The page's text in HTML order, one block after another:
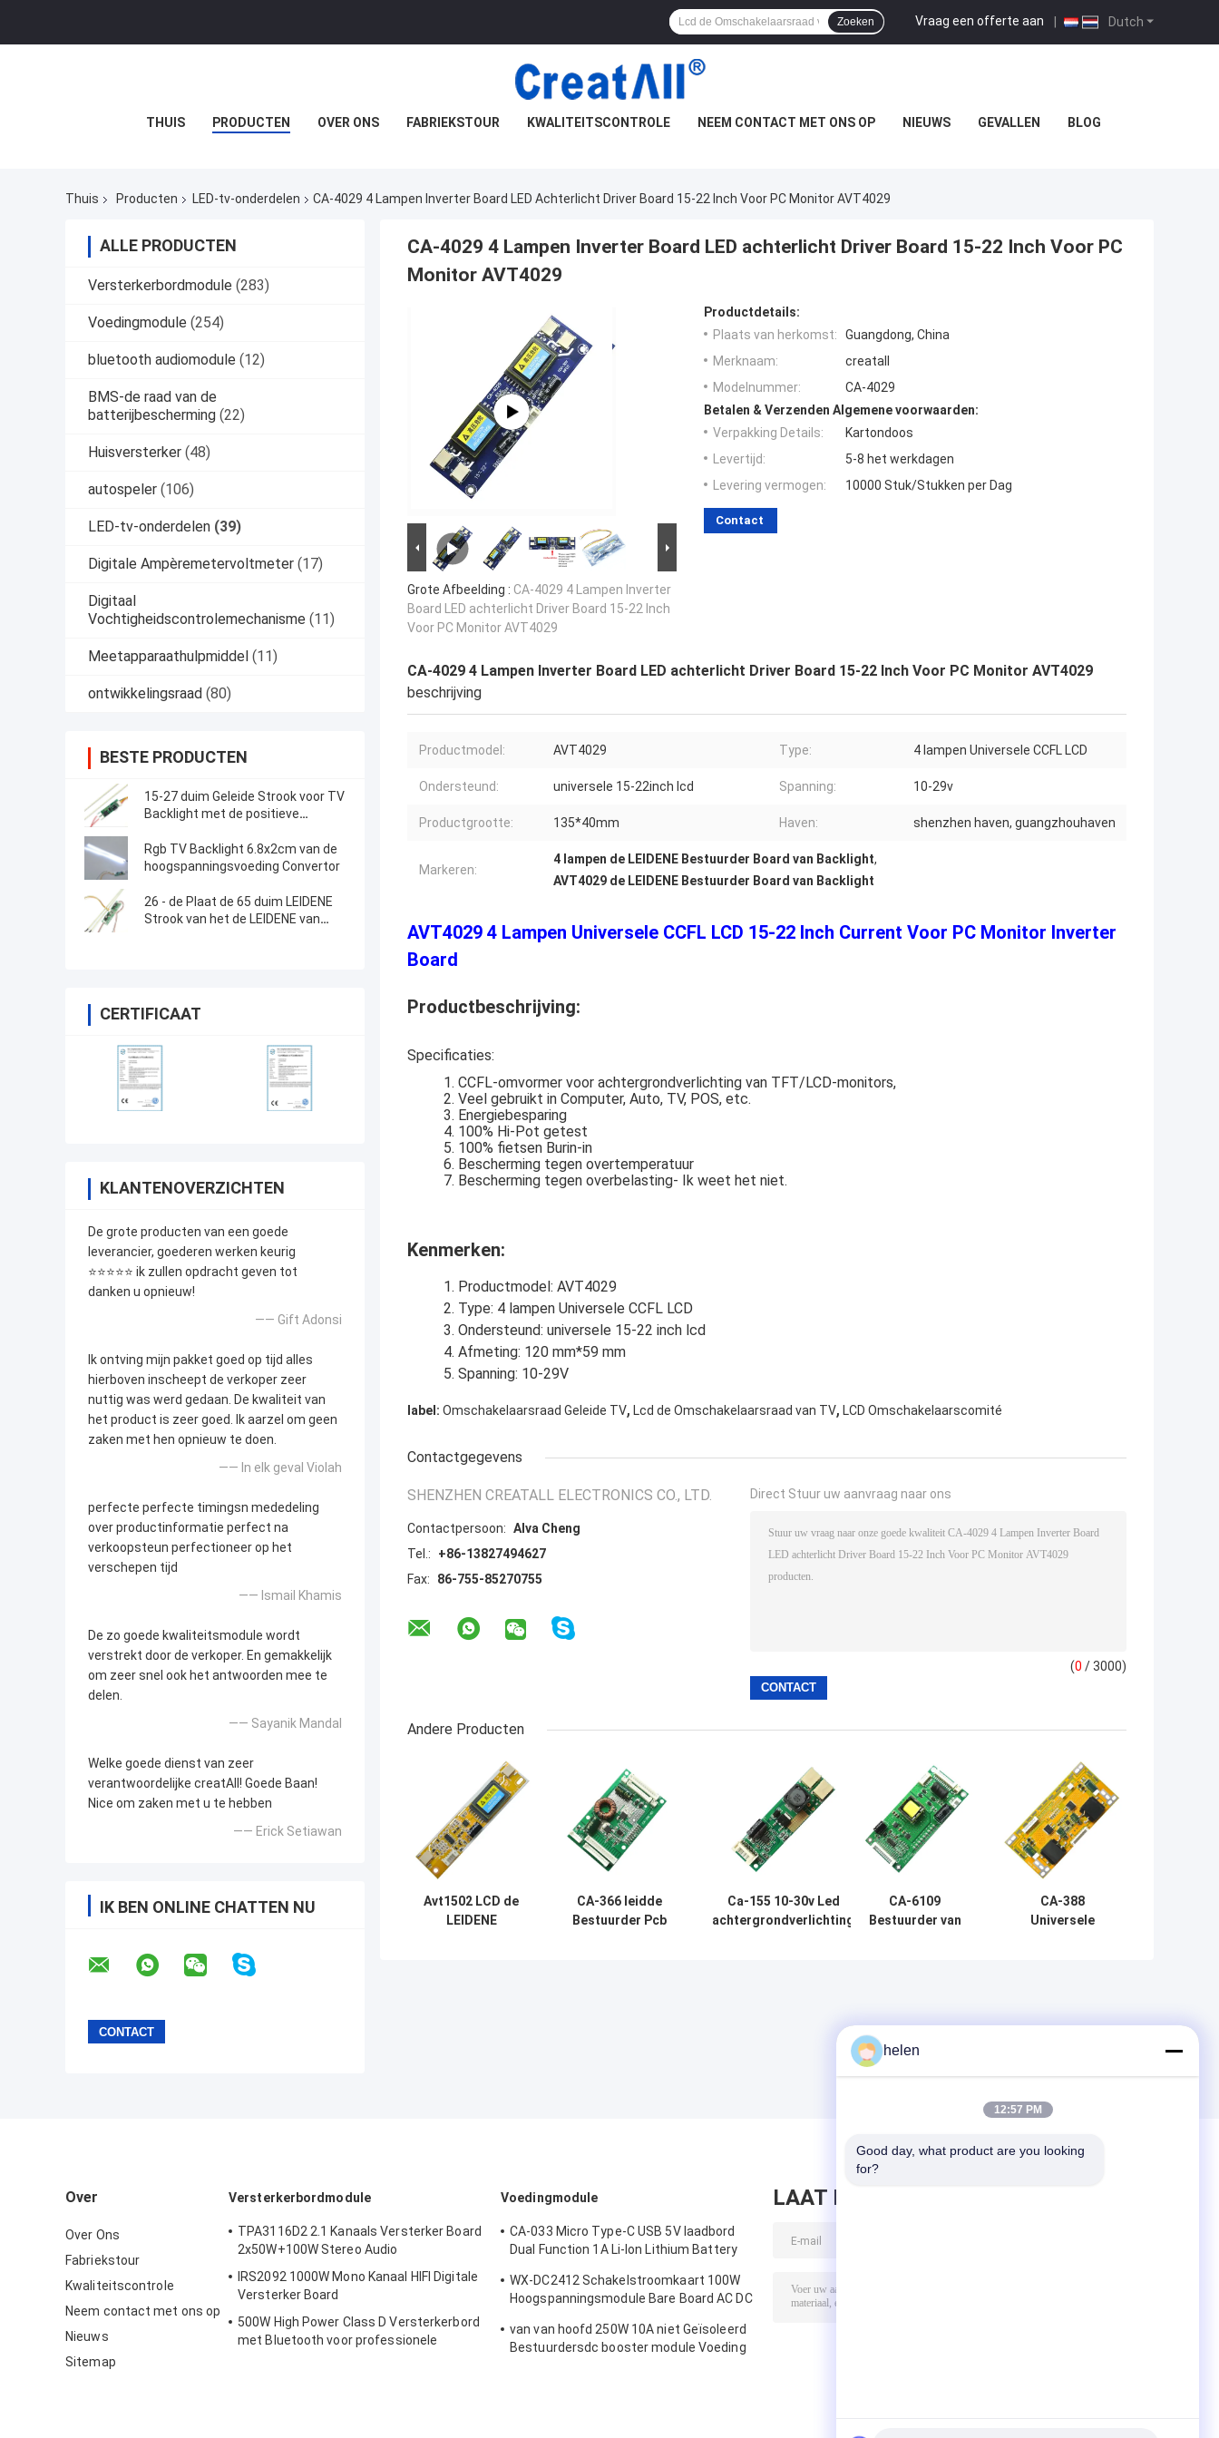
Dutch
Vraag een offerte aan |
Zoeken
THUIS PRODUCTEN OVER ONS FABRIEKSTOUR KWALITEITSCONTROLE NEEM CONTACT MET ONS OP NIEUWS GEVALLEN BLOG
Thuis Producten LED-tv-onderdelen CA-4029 4 Lampen Inverter Board LED Achterlicht Driver Board 15-22 Inch Voor PC Monitor AVT4029
ALLE PRODUCTEN
Versterkerbordmodule (283)
Voedingmodule (254)
bluetooth audiomodule (12)
BMS-de raad van de
batterijbescherming (22)
Huisversterker (48)
autospeler (106)
LED-tv-onderdelen (39)
Digitale Ampèremetervoltmeter (17)
Digitaal
Vochtigheidscontrolemechanisme (11)
Meetapparaathulpmiddel (11)
ontwikkelingsraad (80)
BESTE PRODUCTEN
15-27 duim Geleide Strook voor TV
Backlight met de positieve
Rgb TV Backlight 6.8x2cm van de
hoogspanningsvoeding Convertor
26 - de Plaat de 65 duim LEIDENE
Strook van het de LEIDENE van
CERTIFICAAT
KLANTENOVERZICHTEN
De grote producten van een goede
leverancier, goederen werken keurig
⭐⭐⭐⭐⭐ ik zullen opdracht geven tot
danken u opnieuw!
—— Gift Adonsi
Ik ontving mijn pakket goed op tijd alles
hierboven inscheept de verkoper zeer
nuttig was werd gedaan. De kwaliteit van
het product is zeer goed. Ik aarzel om geen
zaken met hen opnieuw te doen.
—— In elk geval Violah
perfecte perfecte timingsn mededeling
over productinformatie perfect na
verkoopsteun perfectioneer op het
verschepen tijd
—— Ismail Khamis
De zo goede kwaliteitsmodule wordt
verstrekt door de verkoper. En gemakkelijk
om zeer snel ook het antwoorden mee te
delen.
—— Sayanik Mandal
Welke goede dienst van zeer
verantwoordelijke creatAll! Goede Baan!
Nice om zaken met u te hebben
—— Erick Setiawan
IK BEN ONLINE CHATTEN NU
CA-4029 4 Lampen Inverter Board LED achterlicht Driver Board 15-22 Inch Voor PC
Monitor AVT4029
Grote Afbeelding : CA-4029 4 Lampen Inverter
Board LED achterlicht Driver Board 15-22 Inch
Voor PC Monitor AVT4029
Productdetails:
Plaats van herkomst:
Guangdong, China
Merknaam:
creatall
Modelnummer:
CA-4029
Betalen & Verzenden Algemene voorwaarden:
Verpakking Details:
Kartondoos
Levertijd:
5-8 het werkdagen
Levering vermogen:
10000 Stuk/Stukken per Dag
Contact
CA-4029 4 Lampen Inverter Board LED achterlicht Driver Board 15-22 Inch Voor PC Monitor AVT4029
beschrijving
Productmodel: AVT4029 Type: 4 lampen Universele CCFL LCD
Ondersteund: universele 15-22inch lcd Spanning: 10-29v
Productgrootte: 135*40mm Haven: shenzhen haven, guangzhouhaven
Markeren:
4 lampen de LEIDENE Bestuurder Board van Backlight,
AVT4029 de LEIDENE Bestuurder Board van Backlight
AVT4029 4 Lampen Universele CCFL LCD 15-22 Inch Current Voor PC Monitor Inverter
Board
Productbeschrijving:
Specificaties:
CCFL-omvormer voor achtergrondverlichting van TFT/LCD-monitors,
Veel gebruikt in Computer, Auto, TV, POS, etc.
Energiebesparing
100% Hi-Pot getest
100% fietsen Burin-in
Bescherming tegen overtemperatuur
Bescherming tegen overbelasting- Ik weet het niet.
Kenmerken:
Productmodel: AVT4029
Type: 4 lampen Universele CCFL LCD
Ondersteund: universele 15-22 inch lcd
Afmeting: 120 mm*59 mm
Spanning: 10-29V
label: Omschakelaarsraad Geleide TV, Lcd de Omschakelaarsraad van TV, LCD Omschakelaarscomité
Contactgegevens
SHENZHEN CREATALL ELECTRONICS CO., LTD.
Contactpersoon: Alva Cheng
Tel.:
+86-13827494627
Fax:
86-755-85270755
Direct Stuur uw aanvraag naar ons
(0 / 3000)
Andere Producten
Avt1502 LCD de
LEIDENE
CA-366 leidde
Bestuurder Pcb
Ca-155 10-30v Led
achtergrondverlichting
CA-6109
Bestuurder van
CA-388
Universele
Over
Over Ons
Fabriekstour
Kwaliteitscontrole
Neem contact met ons op
Nieuws
Sitemap
Versterkerbordmodule
TPA3116D2 2.1 Kanaals Versterker Board
2x50W+100W Stereo Audio
IRS2092 1000W Mono Kanaal HIFI Digitale
Versterker Board
500W High Power Class D Versterkerbord
met Bluetooth voor professionele
Voedingmodule
CA-033 Micro Type-C USB 5V laadbord
Dual Function 1A Li-Ion Lithium Battery
Product
WX-DC2412 Schakelstroomkaart 100W
Hoogspanningsmodule Bare Board AC DC
van van hoofd 250W 10A niet Geïsoleerd
Bestuurdersdc booster module Voeding
LAAT BERICHT ACHTER
helen
12:57 PM
Good day, what product are you looking
for?